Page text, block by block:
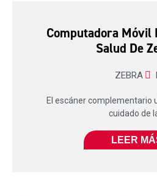
Computadora Móvil
Salud De
ZEBRA
El escáner complementario
cuidado de
LEER